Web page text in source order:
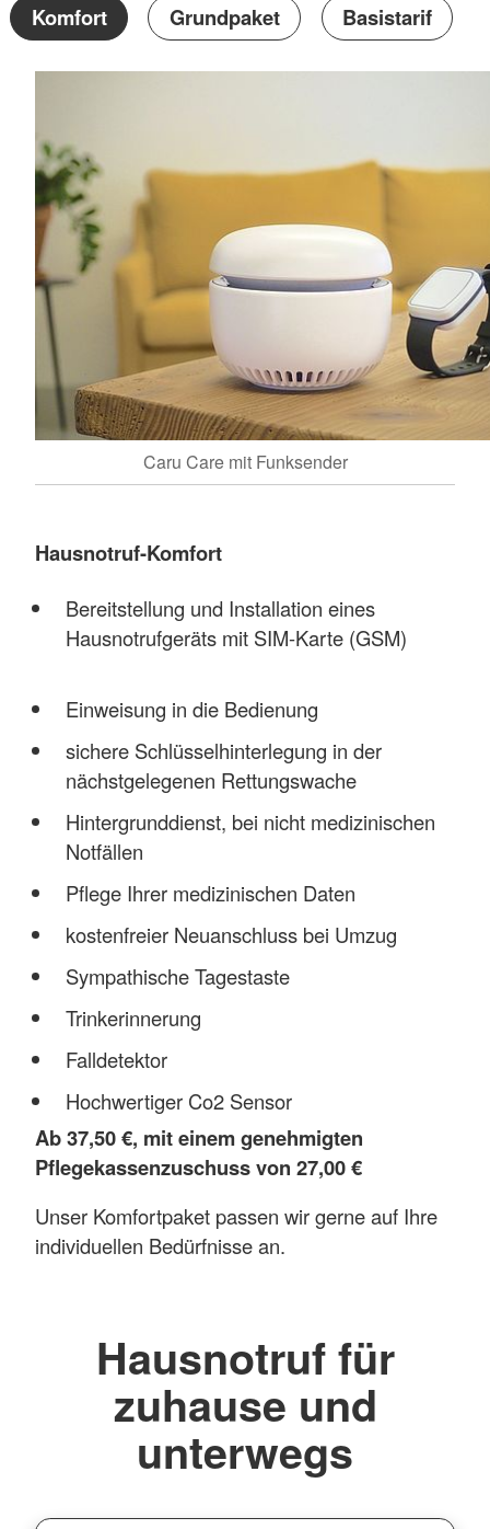
Komfort Grundpaket Basistarif
Caru Care mit Funksender
Hausnotruf-Komfort
Bereitstellung und Installation eines
Hausnotrufgeräts mit SIM-Karte (GSM)
Einweisung in die Bedienung
sichere Schlüsselhinterlegung in der
nächstgelegenen Rettungswache
Hintergrunddienst, bei nicht medizinischen
Notfällen
Pflege Ihrer medizinischen Daten
kostenfreier Neuanschluss bei Umzug
Sympathische Tagestaste
Trinkerinnerung
Falldetektor
Hochwertiger Co2 Sensor
Ab 37,50 €, mit einem genehmigten
Pflegekassenzuschuss von 27,00 €
Unser Komfortpaket passen wir gerne auf Ihre
individuellen Bedürfnisse an.
Hausnotruf für
zuhause und
unterwegs